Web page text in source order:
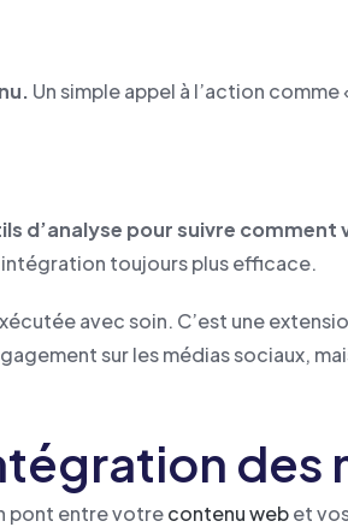
Un simple appel à l’action
d’analyse pour suivre
toujours plus efficace.
avec soin. C’est une
sur les médias sociaux,
des
pont entre votrecontenu webet